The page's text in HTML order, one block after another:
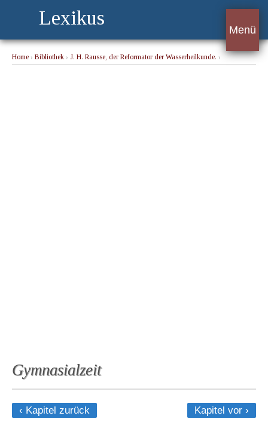
Lexikus
Menü
Home › Bibliothek › J. H. Rausse, der Reformator der Wasserheilkunde. ›
Gymnasialzeit
‹ Kapitel zurück Kapitel vor ›